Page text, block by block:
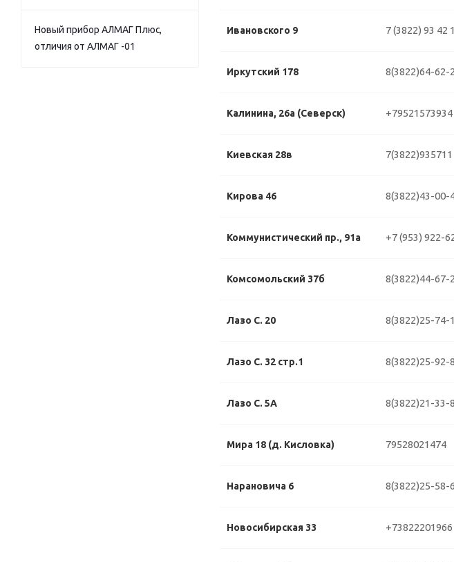
Ивановского 9 7 (3822) 93 42
Иркутский 178 8(3822)64-62-
Калинина, 26а (Северск) +79521573934
Киевская 28в 7(3822)935711
Кирова 46 8(3822)43-00-
Коммунистический пр., 91а +7 (953) 922-
Комсомольский 37б 8(3822)44-67-
Лазо С. 20 8(3822)25-74-
Лазо С. 32 стр.1 8(3822)25-92-
Лазо С. 5А 8(3822)21-33-
Мира 18 (д. Кисловка) 79528021474
Нарановича 6 8(3822)25-58-
Новосибирская 33 +73822201966
Новый прибор АЛМАГ Плюс,
отличия от АЛМАГ -01